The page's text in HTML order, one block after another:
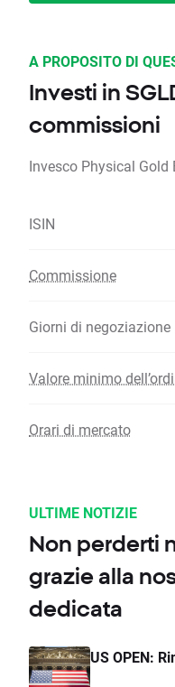
A PROPOSITO DI
Investi in
commissioni
Invesco Physical Gold
ISIN
Commissione
Giorni di negoziazione
Valore minimo
Orari di mercato
ULTIME NOTIZIE
Non perderti
grazie alla
dedicata
US OPEN: